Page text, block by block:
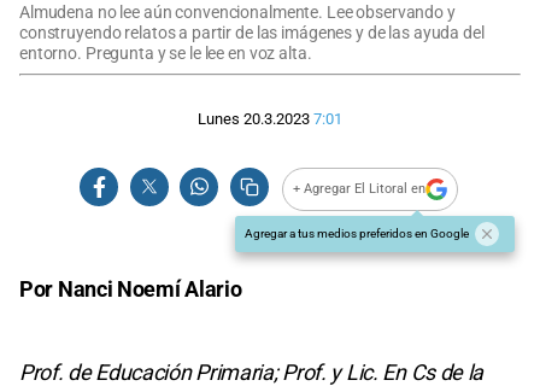
Almudena no lee aún convencionalmente. Lee observando y
construyendo relatos a partir de las imágenes y de las ayuda del
entorno. Pregunta y se le lee en voz alta.
Lunes 20.3.2023 7:01
+ Agregar El Litoral en
Agregar a tus medios preferidos en Google
Por Nanci Noemí Alario
Prof. de Educación Primaria; Prof. y Lic. En Cs de la